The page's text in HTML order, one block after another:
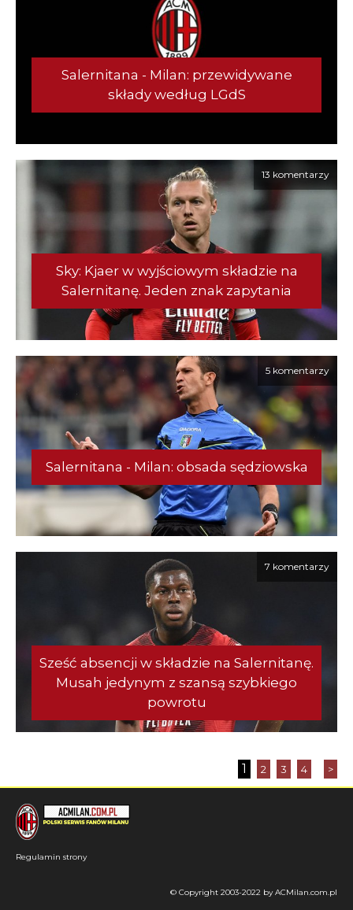
Salernitana - Milan: przewidywane
składy według LGdS
13 komentarzy
Sky: Kjaer w wyjściowym składzie na
Salernitanę. Jeden znak zapytania
5 komentarzy
Salernitana - Milan: obsada sędziowska
7 komentarzy
Sześć absencji w składzie na Salernitanę.
Musah jedynym z szansą szybkiego
powrotu
1 2 3 4 >
Regulamin strony
© Copyright 2003-2022 by ACMilan.com.pl